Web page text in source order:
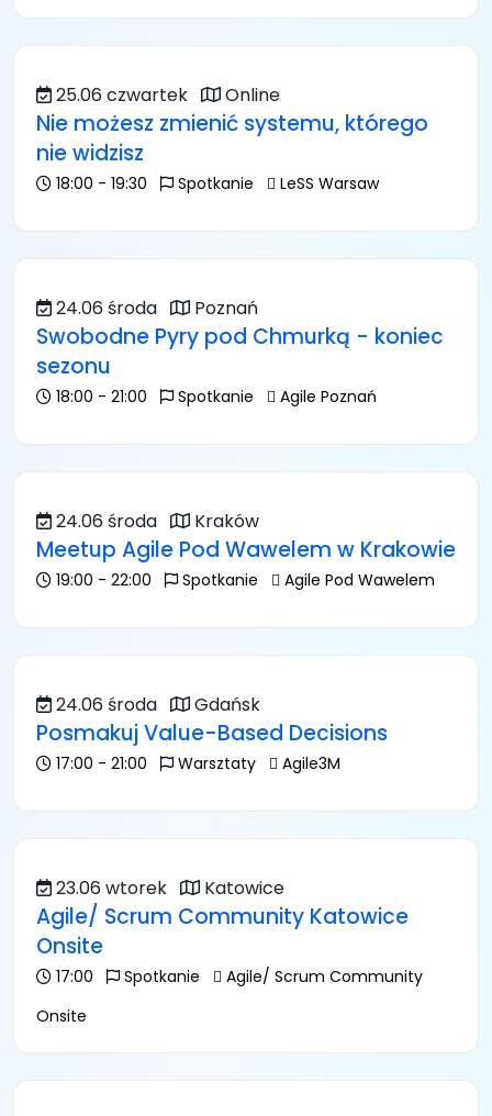
25.06 czwartek Online
Nie możesz zmienić systemu, którego
nie widzisz
18:00 - 19:30 Spotkanie LeSS Warsaw
24.06 środa Poznań
Swobodne Pyry pod Chmurką - koniec
sezonu
18:00 - 21:00 Spotkanie Agile Poznań
24.06 środa Kraków
Meetup Agile Pod Wawelem w Krakowie
19:00 - 22:00 Spotkanie Agile Pod Wawelem
24.06 środa Gdańsk
Posmakuj Value-Based Decisions
17:00 - 21:00 Warsztaty Agile3M
23.06 wtorek Katowice
Agile/ Scrum Community Katowice
Onsite
17:00 Spotkanie
Agile/ Scrum Community
Onsite